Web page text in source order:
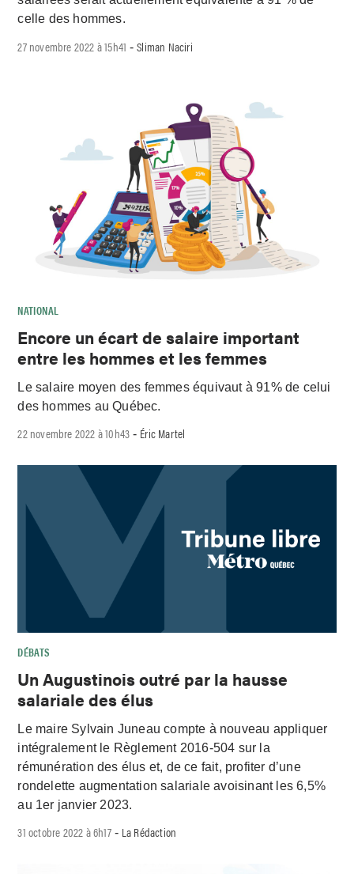
celle des hommes.
27 novembre 2022 à 15h41 -Sliman Naciri
NATIONAL
Encore un écart de salaire important
entre les hommes et les femmes
Le salaire moyen des femmes équivaut à 91% de celui
des hommes au Québec.
22 novembre 2022 à 10h43 - Éric Martel
DÉBATS
Un Augustinois outré par la hausse
salariale des élus
Le maire Sylvain Juneau compte à nouveau appliquer
intégralement le Règlement 2016-504 sur la
rémunération des élus et, de ce fait, profiter d’une
rondelette augmentation salariale avoisinant les 6,5%
au 1er janvier 2023.
31 octobre 2022 à 6h17- La Rédaction